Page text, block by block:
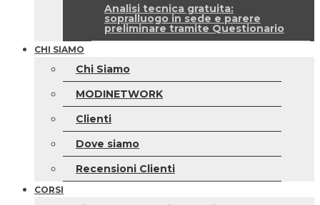
Analisi tecnica gratuita:
sopralluogo in sede e parere
preliminare tramite Questionario
CHI SIAMO
Chi Siamo
MODINETWORK
Clienti
Dove siamo
Recensioni Clienti
CORSI